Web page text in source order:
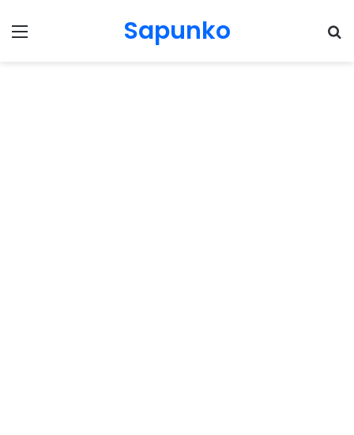
Menu Sapunko